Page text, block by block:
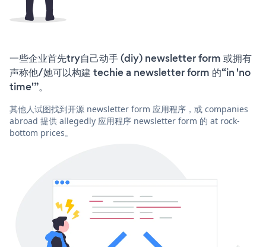
一些企业首先try自己动手 (diy) newsletter form 或拥有
声称他/她可以构建 techie a newsletter form 的“in 'no
time'”。
其他人试图找到开源 newsletter form 应用程序，或 companies
abroad 提供 allegedly 应用程序 newsletter form 的 at rock-
bottom prices。